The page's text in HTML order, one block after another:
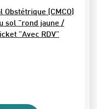
(CMCO)
sol "rond jaune /
"Avec RDV"